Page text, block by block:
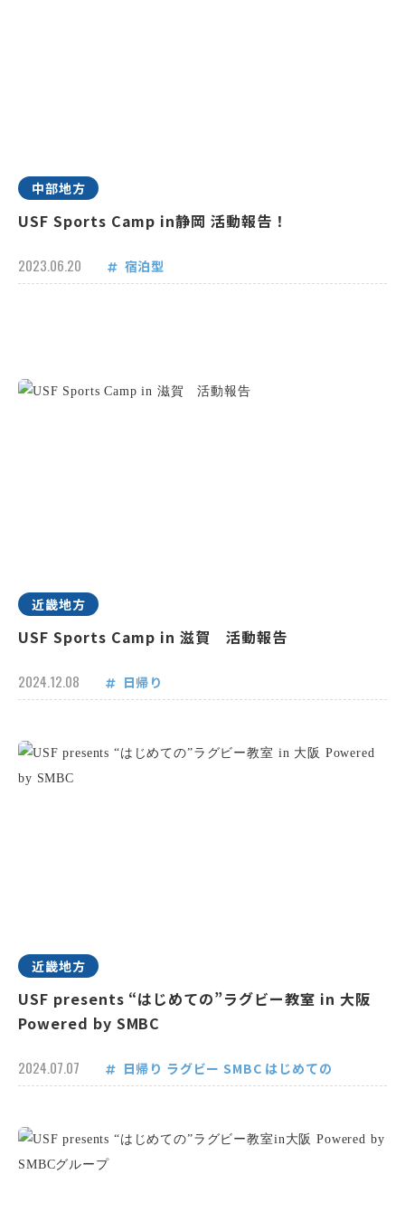
中部地方
USF Sports Camp in静岡 活動報告！
2023.06.20 宿泊型
近畿地方
USF Sports Camp in 滋賀 活動報告
2024.12.08 日帰り
近畿地方
USF presents “はじめての”ラグビー教室 in 大阪
Powered by SMBC
2024.07.07 日帰り ラグビー SMBC はじめての